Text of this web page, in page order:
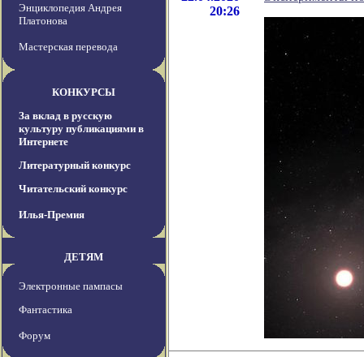
Энциклопедия Андрея
Платонова
Мастерская перевода
КОНКУРСЫ
За вклад в русскую
культуру публикациями в
Интернете
Литературный конкурс
Читательский конкурс
Илья-Премия
ДЕТЯМ
Электронные пампасы
Фантастика
Форум
20:26